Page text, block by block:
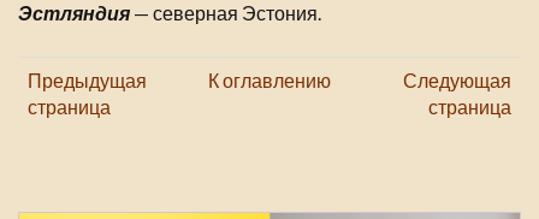
Эстляндия — северная Эстония.
Предыдущая
страница
К оглавлению
Следующая
страница